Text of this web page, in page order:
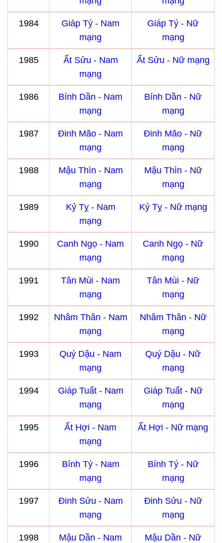
1984
Giáp Tý - Nam
mạng
Giáp Tý - Nữ
mạng
1985
Ất Sửu - Nam
mạng
Ất Sửu - Nữ mạng
1986
Bính Dần - Nam
mạng
Bính Dần - Nữ
mạng
1987
Đinh Mão - Nam
mạng
Đinh Mão - Nữ
mạng
1988
Mậu Thìn - Nam
mạng
Mậu Thìn - Nữ
mạng
1989
Kỷ Tỵ - Nam
mạng
Kỷ Tỵ - Nữ mạng
1990
Canh Ngọ - Nam
mạng
Canh Ngọ - Nữ
mạng
1991
Tân Mùi - Nam
mạng
Tân Mùi - Nữ
mạng
1992
Nhâm Thân - Nam
mạng
Nhâm Thân - Nữ
mạng
1993
Quý Dậu - Nam
mạng
Quý Dậu - Nữ
mạng
1994
Giáp Tuất - Nam
mạng
Giáp Tuất - Nữ
mạng
1995
Ất Hợi - Nam
mạng
Ất Hợi - Nữ mạng
1996
Bính Tý - Nam
mạng
Bính Tý - Nữ
mạng
1997
Đinh Sửu - Nam
mạng
Đinh Sửu - Nữ
mạng
1998
Mậu Dần - Nam
Mậu Dần - Nữ